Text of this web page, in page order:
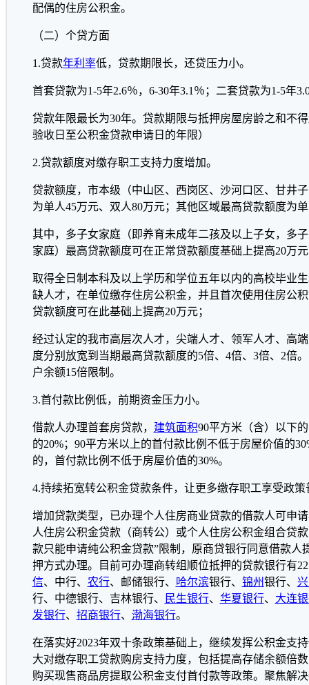
配偶的住房公积金。
（二）个贷方面
1.贷款年利率低，贷款期限长，还贷压力小。
首套贷款为1-5年2.6％，6-30年3.1％；二套贷款为1-5年
贷款年限最长为30年。贷款期限与抵押房屋房龄之和不
验收日至公积金贷款申请日的年限）
2.贷款额度对缴存职工支持力度增加。
贷款额度，市本级（中山区、西岗区、沙河口区、甘井
为单人45万元、双人80万元；其他区域最高贷款额度为
其中，多子女家庭（即养育未成年二孩及以上子女，多
家庭）最高贷款额度可在正常贷款额度基础上提高20万
取得全日制本科及以上学历和学位五年以内的高校毕业
缺人才，在单位缴存住房公积金，并且首次使用住房公
贷款额度可在此基础上提高20万元；
经过认定的我市高层次人才，尖端人才、领军人才、高
度分别放宽到当期最高贷款额度的5倍、4倍、3倍、2倍
户余额15倍限制。
3.首付款比例低，前期资金压力小。
借款人办理首套房贷款， 建筑面积90平方米（含）以下
的20%；90平方米以上的首付款比例不低于房屋价值的
的，首付款比例不低于房屋价值的30%。
4.持续拓宽转公积金贷款条件，让更多缴存职工享受政策
增加贷款类型，已办理个人住房商业贷款的借款人可申
人住房公积金贷款（商转公）或个人住房公积金组合贷
款只能申请纯公积金贷款”限制，原商贷银行同意借款人
押方式办理。目前可办理商转组顺位抵押的贷款银行有
信、中行、 农行、邮储银行、 哈尔滨银行、 锦州银行、
行、中德银行、吉林银行、
民生银行、 华夏银行、 大连
发银行、 招商银行、 渤海银行。
在落实好2023年双十条政策基础上，继续发挥公积金支
大对缴存职工贷款购房支持力度，包括提高存储余额倍
购买现售商品房提取公积金支付首付款等政策。聚焦解